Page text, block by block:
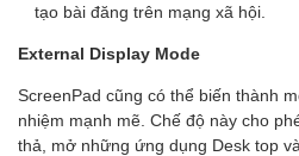
tạo bài đăng trên mạng xã hội.
External Display Mode
ScreenPad cũng có thể biến thành
nhiệm mạnh mẽ. Chế độ này cho
thả, mở những ứng dụng Desk top